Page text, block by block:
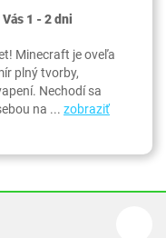
Vás 1 - 2 dni
Minecraft je oveľa
plný tvorby,
Nechodí sa
na ... zobraziť